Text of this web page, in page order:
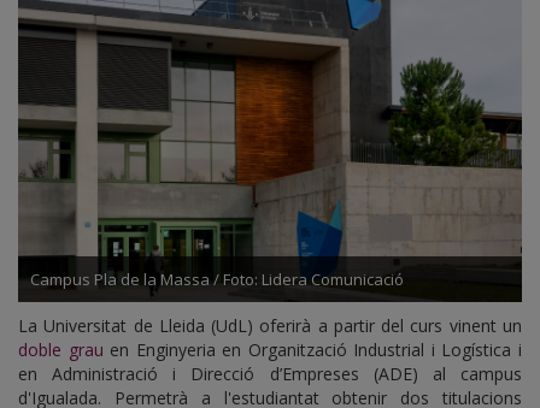
Campus Pla de la Massa / Foto: Lidera Comunicació
La Universitat de Lleida (UdL) oferirà a partir del curs vinent un
doble grau en Enginyeria en Organització Industrial i Logística i
en Administració i Direcció d’Empreses (ADE) al campus
d'Igualada. Permetrà a l'estudiantat obtenir dos titulacions